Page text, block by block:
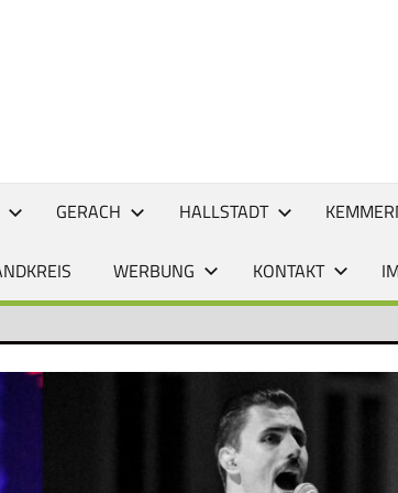
GERACH HALLSTADT
WERBUNG KONTAKT